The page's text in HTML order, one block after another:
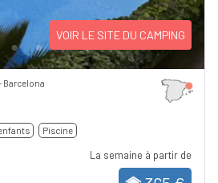
VOIR LE SITE DU CAMPING
Barcelona
Piscine
La semaine à partir de